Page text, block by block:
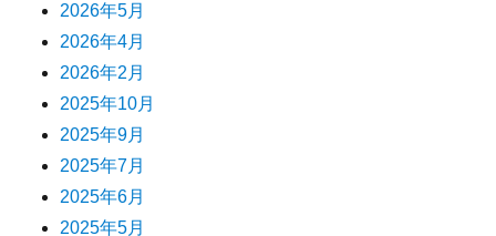
2026年5月
2026年4月
2026年2月
2025年10月
2025年9月
2025年7月
2025年6月
2025年5月